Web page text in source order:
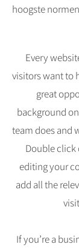
hoogste
Every
visitors want to
great
background
team does and
Double click
editing your
add all the
If you’re a